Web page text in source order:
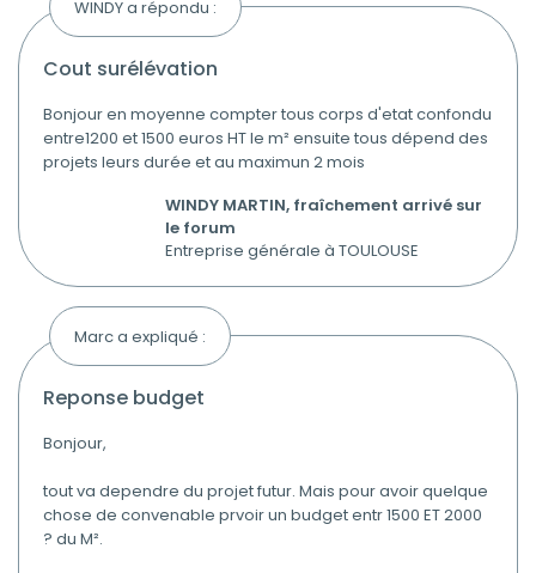
WINDY a répondu :
cout surélévation
Bonjour en moyenne compter tous corps d'etat confondu
entre1200 et 1500 euros HT le m² ensuite tous dépend des
projets leurs durée et au maximun 2 mois
WINDY MARTIN, fraîchement arrivé sur
le forum
Entreprise générale à TOULOUSE
Marc a expliqué :
reponse budget
Bonjour,
tout va dependre du projet futur. Mais pour avoir quelque
chose de convenable prvoir un budget entr 1500 ET 2000
? du M².